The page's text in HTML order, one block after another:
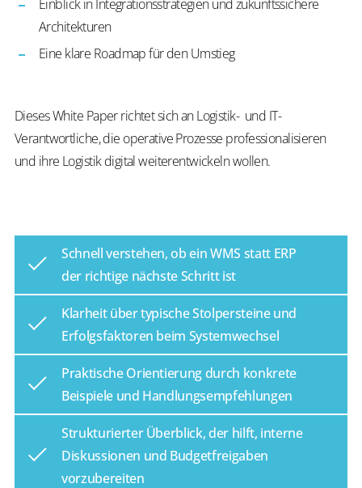
Einblick in Integrationsstrategien und zukunftssichere
Architekturen
Eine klare Roadmap für den Umstieg
Dieses White Paper richtet sich an Logistik- und IT-
Verantwortliche, die operative Prozesse professionalisieren
und ihre Logistik digital weiterentwickeln wollen.
Schnell verstehen, ob ein WMS statt ERP
der richtige nächste Schritt ist
Klarheit über typische Stolpersteine und
Erfolgsfaktoren beim Systemwechsel
Praktische Orientierung durch konkrete
Beispiele und Handlungsempfehlungen
Strukturierter Überblick, der hilft, interne
Diskussionen und Budgetfreigaben
vorzubereiten